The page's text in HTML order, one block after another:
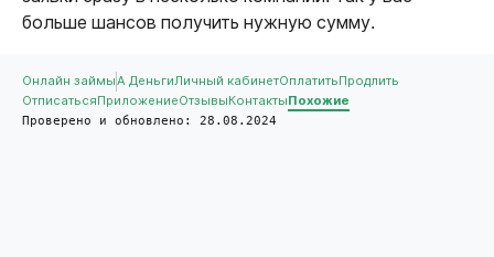
больше шансов получить нужную сумму.
Онлайн займыА ДеньгиЛичный кабинетОплатитьПродлить
ОтписатьсяПриложениеОтзывыКонтактыПохожие
Проверено и обновлено: 28.08.2024